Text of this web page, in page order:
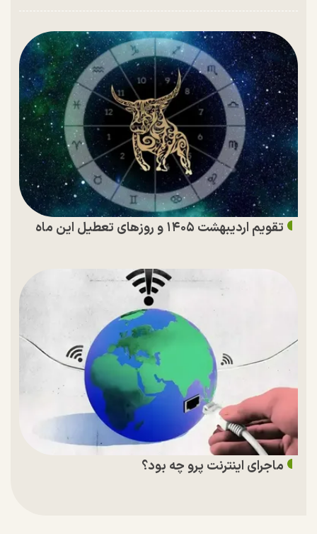
تقویم اردیبهشت ۱۴۰۵ و روز‌های تعطیل این ماه
ماجرای اینترنت پرو چه بود؟